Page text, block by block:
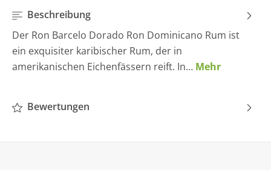
Beschreibung
Der Ron Barcelo Dorado Ron Dominicano Rum ist
ein exquisiter karibischer Rum, der in
amerikanischen Eichenfässern reift. In… Mehr
Bewertungen